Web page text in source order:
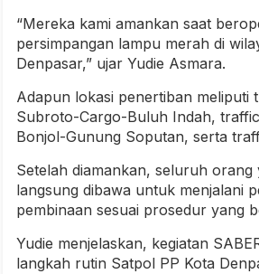
“Mereka kami amankan saat
persimpangan lampu merah di
Denpasar,” ujar Yudie Asmara.
Adapun lokasi penertiban meliputi
Subroto-Cargo-Buluh Indah,
Bonjol-Gunung Soputan, serta
Setelah diamankan, seluruh orang
langsung dibawa untuk menjalani
pembinaan sesuai prosedur yang
Yudie menjelaskan, kegiatan
langkah rutin Satpol PP Kota